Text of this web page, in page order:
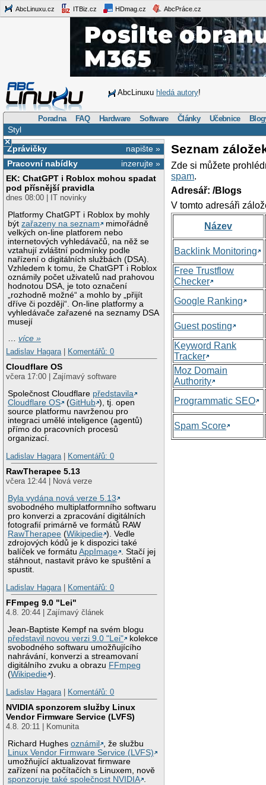
AbcLinuxu.cz ITBiz.cz HDmag.cz AbcPráce.cz
AbcLinuxu hledá autory!
Poradna FAQ Hardware Software Články Učebnice
Styl
×
napište »
Zprávičky
inzerujte »
Pracovní nabídky
EK: ChatGPT i Roblox mohou spadat
pod přísnější pravidla
dnes 08:00 | IT novinky
Platformy ChatGPT i Roblox by mohly
býtzařazeny na seznam
mimořádně
velkých on-line platforem nebo
internetových vyhledávačů, na něž se
vztahují zvláštní podmínky podle
nařízení o digitálních službách (DSA).
Vzhledem k tomu, že ChatGPT i Roblox
oznámily počet uživatelů nad prahovou
hodnotou DSA, je toto označení
„rozhodně možné“ a mohlo by „přijít
dříve či později“. On-line platformy a
vyhledávače zařazené na seznamy DSA
musejí
…více »
Ladislav Hagara
Komentářů: 0
Cloudflare OS
včera 17:00 | Zajímavý software
Společnost Cloudflare představila
Cloudflare OS
(GitHub ), tj. open
source platformu navrženou pro
integraci umělé inteligence (agentů)
přímo do pracovních procesů
organizací.
Ladislav Hagara
Komentářů: 0
RawTherapee 5.13
včera 12:44 | Nová verze
Byla vydána nová verze 5.13
svobodného multiplatformního softwaru
pro konverzi a zpracování digitálních
fotografií primárně ve formátů RAW
RawTherapee (Wikipedie ). Vedle
zdrojových kódů je k dispozici také
balíček ve formátuAppImage . Stačí jej
stáhnout, nastavit právo ke spuštění a
spustit.
Ladislav Hagara
Komentářů: 0
FFmpeg 9.0 "Lei"
4.8. 20:44 | Zajímavý článek
Jean-Baptiste Kempf na svém blogu
představil novou verzi 9.0 "Lei"
kolekce
svobodného softwaru umožňujícího
nahrávání, konverzi a streamovaní
digitálního zvuku a obrazu FFmpeg
(Wikipedie ).
Ladislav Hagara
Komentářů: 0
NVIDIA sponzorem služby Linux
Vendor Firmware Service (LVFS)
4.8. 20:11 | Komunita
Richard Hughesoznámil
, že službu
Linux Vendor Firmware Service (LVFS)
umožňující aktualizovat firmware
zařízení na počítačích s Linuxem, nově
sponzoruje také společnost NVIDIA .
Seznam
Zde si můžete
spam.
Adresář: /Blogs
V tomto adresáři
Název
Backlink Monitoring
Free Trustflow
Checker
Google Ranking
Guest posting
Keyword Rank
Tracker
Moz Domain
Authority
Programmatic SEO
Spam Score